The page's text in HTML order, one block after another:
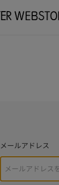
メールアドレス